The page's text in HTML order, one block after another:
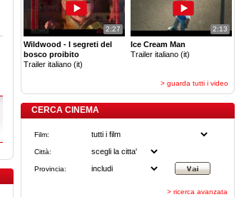
2:27
Wildwood - I segreti del
bosco proibito
Trailer italiano (it)
2:13
Ice Cream Man
Trailer italiano (it)
> guarda tutti i video
CERCA CINEMA
Film:
Città:
Provincia:
> ricerca avanzata